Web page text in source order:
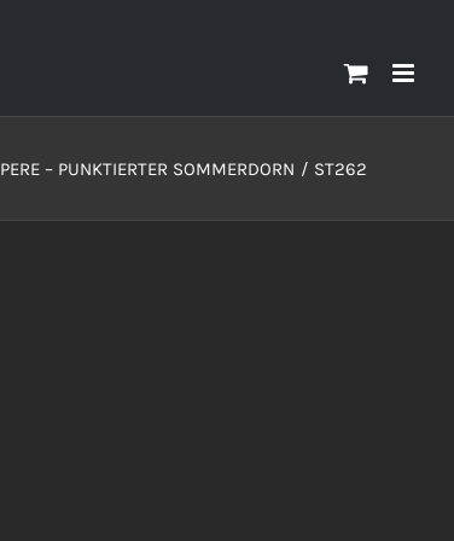
PERE – PUNKTIERTER SOMMERDORN ST262